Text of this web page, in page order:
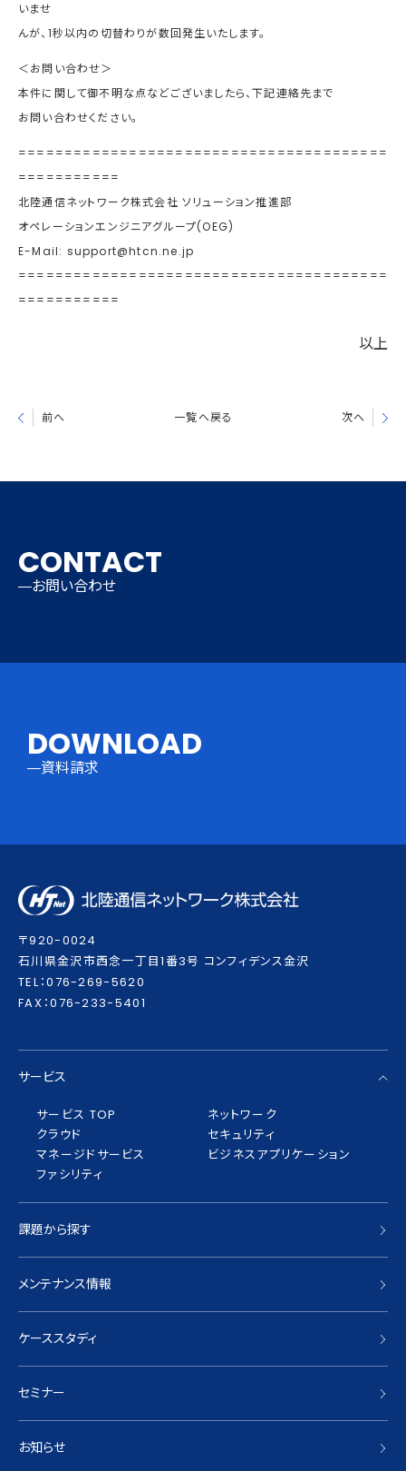
いませ
んが、1秒以内の切替わりが数回発生いたします。
＜お問い合わせ＞
本件に関して御不明な点などございましたら、下記連絡先まで
お問い合わせください。
========================================
===========
北陸通信ネットワーク株式会社 ソリューション推進部
オペレーションエンジニアグループ(OEG)
E-Mail: support@htcn.ne.jp
========================================
===========
以上
前へ 一覧へ戻る 次へ
CONTACT
お問い合わせ
DOWNLOAD
資料請求
〒920-0024
⽯川県⾦沢市⻄念⼀丁⽬1番3号 コンフィデンス⾦沢
TEL：076-269-5620
FAX：076-233-5401
サービス
サービス TOP
ネットワーク
クラウド
セキュリティ
マネージドサービス
ビジネスアプリケーション
ファシリティ
課題から探す
メンテナンス情報
ケーススタディ
セミナー
お知らせ